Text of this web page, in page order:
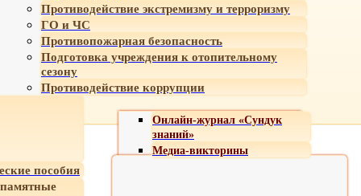
Противодействие экстремизму и терроризму
ГО и ЧС
Противопожарная безопасность
Подготовка учреждения к отопительному
сезону
Противодействие коррупции
Онлайн-журнал «Сундук
знаний»
Медиа-викторины
пособия